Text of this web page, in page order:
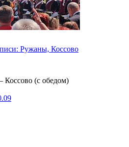
Ружаны, Коссово
(с обедом)